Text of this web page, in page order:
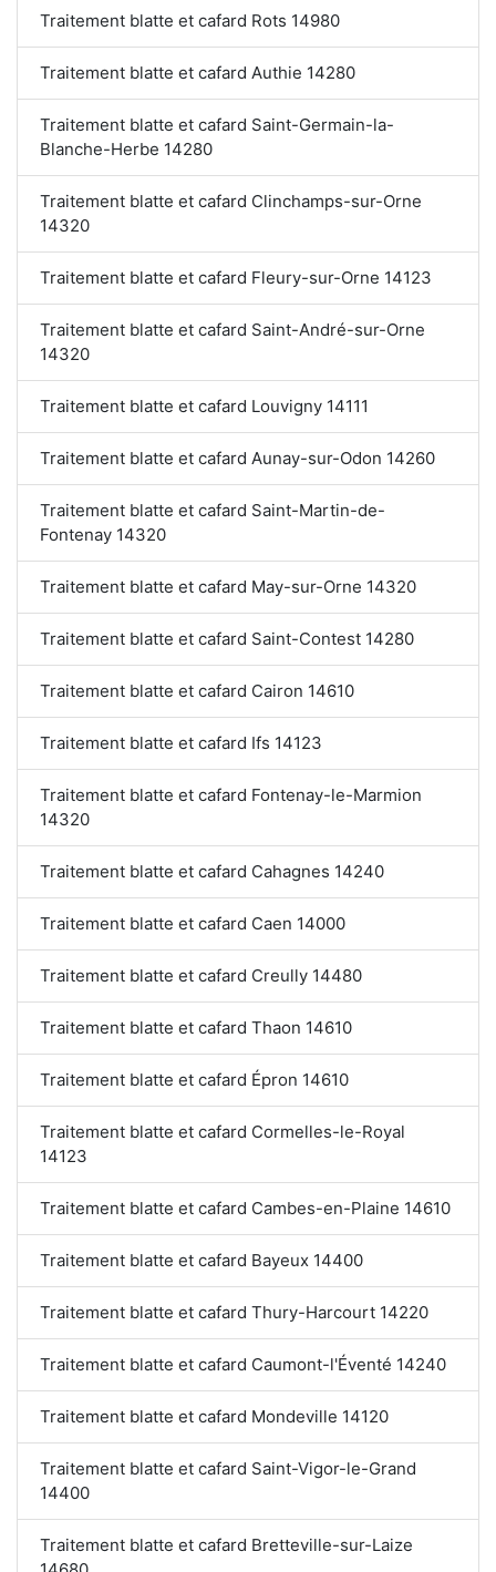
Traitement blatte et cafard Rots 14980
Traitement blatte et cafard Authie 14280
Traitement blatte et cafard Saint-Germain-la-
Blanche-Herbe 14280
Traitement blatte et cafard Clinchamps-sur-Orne
14320
Traitement blatte et cafard Fleury-sur-Orne 14123
Traitement blatte et cafard Saint-André-sur-Orne
14320
Traitement blatte et cafard Louvigny 14111
Traitement blatte et cafard Aunay-sur-Odon 14260
Traitement blatte et cafard Saint-Martin-de-
Fontenay 14320
Traitement blatte et cafard May-sur-Orne 14320
Traitement blatte et cafard Saint-Contest 14280
Traitement blatte et cafard Cairon 14610
Traitement blatte et cafard Ifs 14123
Traitement blatte et cafard Fontenay-le-Marmion
14320
Traitement blatte et cafard Cahagnes 14240
Traitement blatte et cafard Caen 14000
Traitement blatte et cafard Creully 14480
Traitement blatte et cafard Thaon 14610
Traitement blatte et cafard Épron 14610
Traitement blatte et cafard Cormelles-le-Royal
14123
Traitement blatte et cafard Cambes-en-Plaine 14610
Traitement blatte et cafard Bayeux 14400
Traitement blatte et cafard Thury-Harcourt 14220
Traitement blatte et cafard Caumont-l'Éventé 14240
Traitement blatte et cafard Mondeville 14120
Traitement blatte et cafard Saint-Vigor-le-Grand
14400
Traitement blatte et cafard Bretteville-sur-Laize